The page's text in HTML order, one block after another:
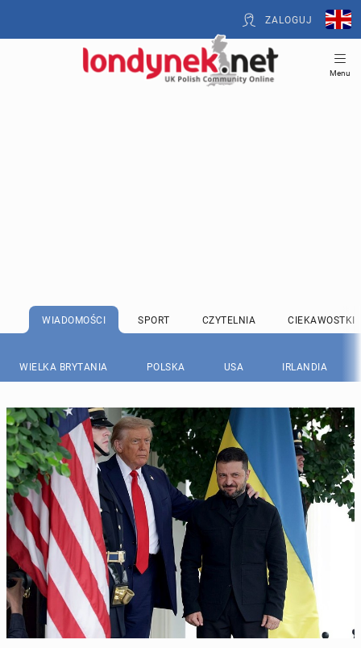
ZALOGUJ
Menu
WIADOMOŚCI SPORT CZYTELNIA CIEKAWOSTKI
WIELKA BRYTANIA POLSKA USA IRLANDIA